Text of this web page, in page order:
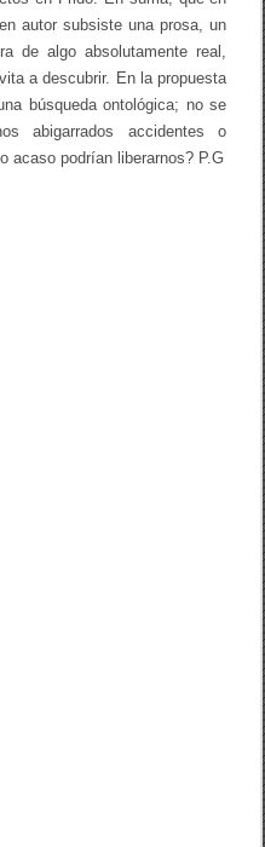
autor subsiste una prosa, un
de algo absolutamente real,
a descubrir. En la propuesta
búsqueda ontológica; no se
abigarrados accidentes o
acaso podrían liberarnos? P.G